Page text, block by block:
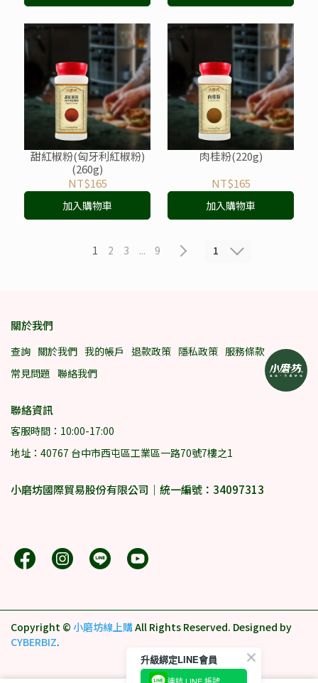
甜紅椒粉(匈牙利紅椒粉)
(260g)
NT$165
加入購物車
肉桂粉(220g)
NT$165
加入購物車
1 2 3 ... 9 1
關於我們
查詢 關於我們 我的帳戶 退款政策 隱私政策 服務條款
常見問題 聯絡我們
聯絡資訊
客服時間：10:00-17:00
地址：40767 台中市西屯區工業區一路70號7樓之1
小磨坊國際貿易股份有限公司｜統一編號：34097313
Copyright © 小磨坊線上購All Rights Reserved. Designed by
CYBERBIZ.
升級綁定LINE會員
連結 LINE 帳號